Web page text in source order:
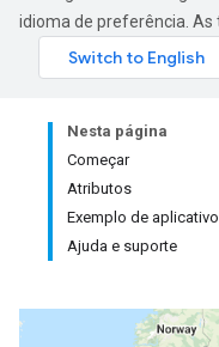
idioma de preferência. As
Nesta página
Começar
Atributos
Exemplo de aplicativo
Ajuda e suporte